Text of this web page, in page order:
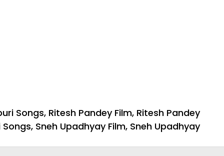
Songs, Ritesh Pandey Film, Ritesh Pandey
Songs, Sneh Upadhyay Film, Sneh Upadhyay